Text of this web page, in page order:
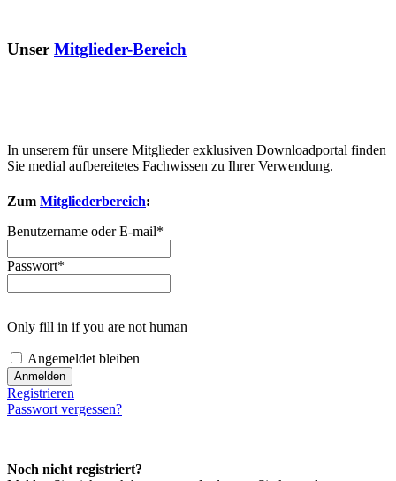
Unser Mitglieder-Bereich
In unserem für unsere Mitglieder exklusiven Downloadportal finden
Sie medial aufbereitetes Fachwissen zu Ihrer Verwendung.
Zum Mitgliederbereich:
Benutzername oder E-mail*
Passwort*
Only fill in if you are not human
Angemeldet bleiben
Registrieren
Passwort vergessen?
Noch nicht registriert?